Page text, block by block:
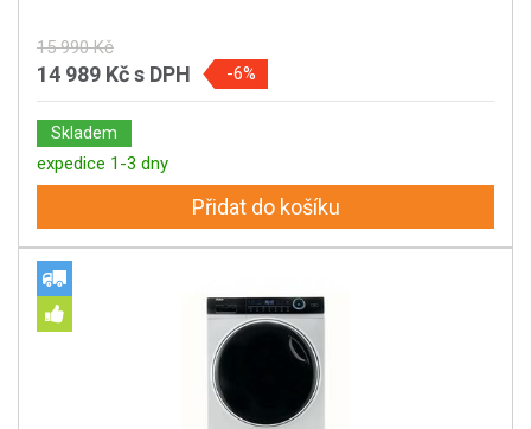
15 990 Kč
14 989 Kčs DPH -6%
Skladem
expedice 1-3 dny
Přidat do košíku